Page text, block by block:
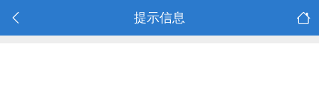
提示信息